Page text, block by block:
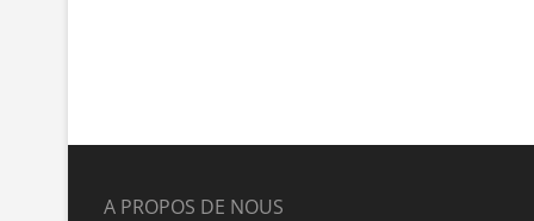
A PROPOS DE NOUS